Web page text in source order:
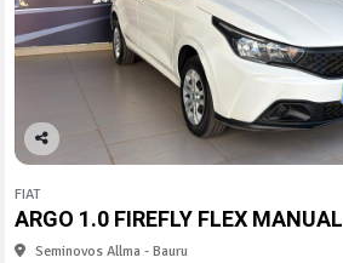
Co
arti
lhe
FIAT
ARGO 1.0 FIREFLY FLEX MANUAL
Seminovos Allma - Bauru